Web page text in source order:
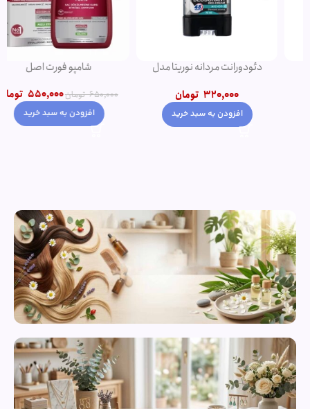
دئودورانت مردانه نوریتا مدل
320,000 تومان
افزودن به سبد خرید
شامپو فورت اصل
650,000 تومان550,000 تومان
افزودن به سبد خرید
محصولات
مراقبت از
پوست